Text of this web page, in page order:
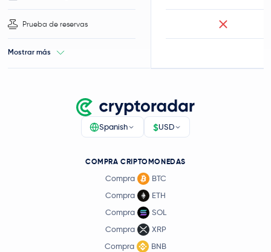
Prueba de reservas
Mostrar más
Spanish $USD
COMPRA CRIPTOMONEDAS
Compra
BTC
Compra
ETH
Compra
SOL
Compra
XRP
Compra
BNB